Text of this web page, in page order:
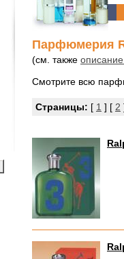
Парфюмерия
(см. также
Смотрите всю
Страницы: [ 1 ] [ 2